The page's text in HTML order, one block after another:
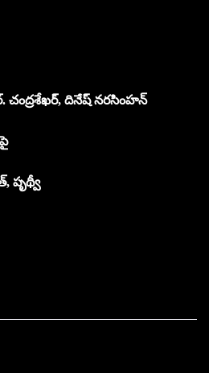
చంద్రశేఖర్, దినేష్ నరసింహన్
పృథ్వీ